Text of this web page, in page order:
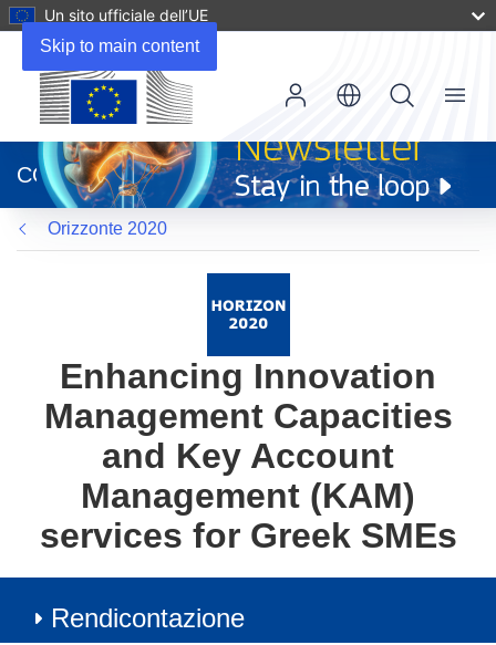
Skip to main content
Un sito ufficiale dell’UE
apre
in
una
nuova
finestra)
CORDIS
Menu
Orizzonte 2020
Enhancing Innovation
Management Capacities
and Key Account
Management (KAM)
services for Greek SMEs
Rendicontazione